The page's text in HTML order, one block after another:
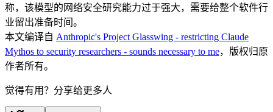
称，该模型的网络安全研究能力过于强大，需要给整个软件行
业留出准备时间。
本文编译自 Anthropic's Project Glasswing - restricting Claude
Mythos to security researchers - sounds necessary to me，版权归原
作者所有。
觉得有用？分享给更多人